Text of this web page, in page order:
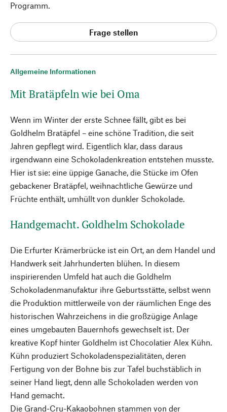
Allgemeine Informationen
Mit Bratäpfeln wie bei Oma
Wenn im Winter der erste Schnee fällt, gibt es bei
Goldhelm Bratäpfel – eine schöne Tradition, die seit
Jahren gepflegt wird. Eigentlich klar, dass daraus
irgendwann eine Schokoladenkreation entstehen musste.
Hier ist sie: eine üppige Ganache, die Stücke im Ofen
gebackener Bratäpfel, weihnachtliche Gewürze und
Früchte enthält, umhüllt von dunkler Schokolade.
Handgemacht. Goldhelm Schokolade
Die Erfurter Krämerbrücke ist ein Ort, an dem Handel und
Handwerk seit Jahrhunderten blühen. In diesem
inspirierenden Umfeld hat auch die Goldhelm
Schokoladenmanufaktur ihre Geburtsstätte, selbst wenn
die Produktion mittlerweile von der räumlichen Enge des
historischen Wahrzeichens in die großzügige Anlage
eines umgebauten Bauernhofs gewechselt ist. Der
kreative Kopf hinter Goldhelm ist Chocolatier Alex Kühn.
Kühn produziert Schokoladenspezialitäten, deren
Fertigung von der Bohne bis zur Tafel buchstäblich in
seiner Hand liegt, denn alle Schokoladen werden von
Hand gemacht.
Die Grand-Cru-Kakaobohnen stammen von der
Programm.
Frage stellen